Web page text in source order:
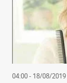
04:00 - 18/08/2019